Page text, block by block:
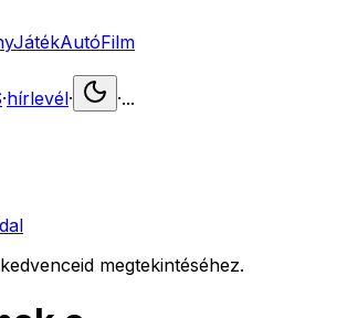
JátékAutóFilm
·hírlevél· ·...
megtekintéséhez.